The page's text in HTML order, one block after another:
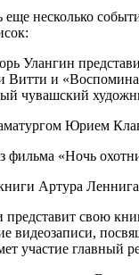
еще несколько
Улангин
Витти и
чувашский
Юрием
«Ночь
Артура
свою
видеозаписи,
участие главный